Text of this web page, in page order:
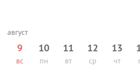
9
вс
10
пн
11
вт
12
ср
13
чт